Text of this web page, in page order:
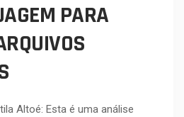
PARA
Altoé: Esta é uma análise